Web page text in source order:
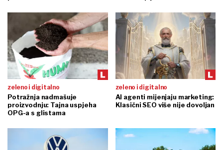
zeleno i digitalno
Potražnja nadmašuje
proizvodnju: Tajna uspjeha
OPG-a s glistama
zeleno i digitalno
AI agenti mijenjaju marketing:
Klasični SEO više nije dovoljan